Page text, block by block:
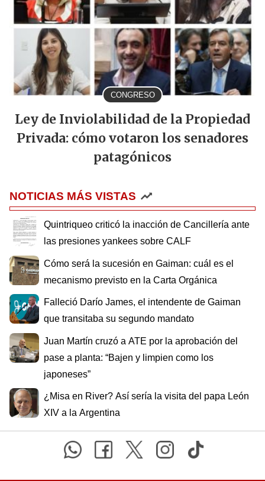
CONGRESO
Ley de Inviolabilidad de la Propiedad
Privada: cómo votaron los senadores
patagónicos
NOTICIAS MÁS VISTAS
Quintriqueo criticó la inacción de Cancillería ante
las presiones yankees sobre CALF
Cómo será la sucesión en Gaiman: cuál es el
mecanismo previsto en la Carta Orgánica
Falleció Darío James, el intendente de Gaiman
que transitaba su segundo mandato
Juan Martín cruzó a ATE por la aprobación del
pase a planta: “Bajen y limpien como los
japoneses”
¿Misa en River? Así sería la visita del papa León
XIV a la Argentina